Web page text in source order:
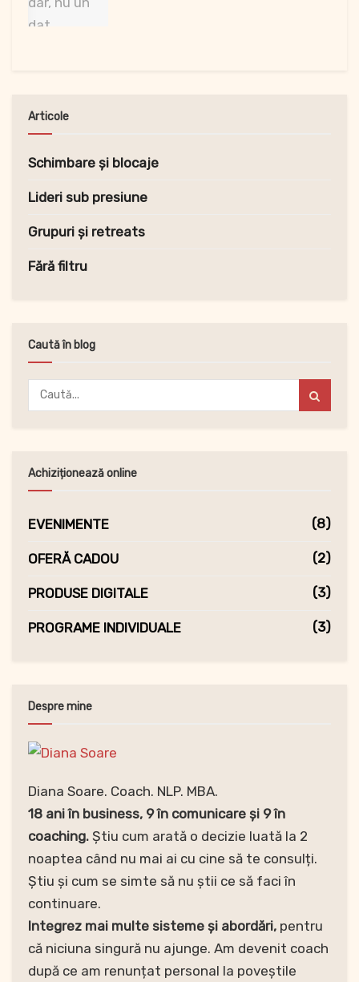
Articole
Schimbare și blocaje
Lideri sub presiune
Grupuri și retreats
Fără filtru
Caută în blog
Achiziționează online
EVENIMENTE (8)
OFERĂ CADOU (2)
PRODUSE DIGITALE (3)
PROGRAME INDIVIDUALE (3)
Despre mine
Diana Soare. Coach. NLP. MBA.
18 ani în business, 9 în comunicare și 9 în
coaching. Știu cum arată o decizie luată la 2
noaptea când nu mai ai cu cine să te consulți.
Știu și cum se simte să nu știi ce să faci în
continuare.
Integrez mai multe sisteme și abordări, pentru
că niciuna singură nu ajunge. Am devenit coach
după ce am renunțat personal la poveștile